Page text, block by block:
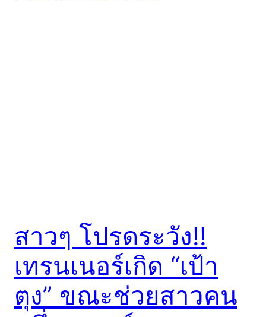
สาวๆ โปรดระวัง!!
เทรนเนอร์เกิด “เป้า
ตุง” ขณะช่วยสาวคน